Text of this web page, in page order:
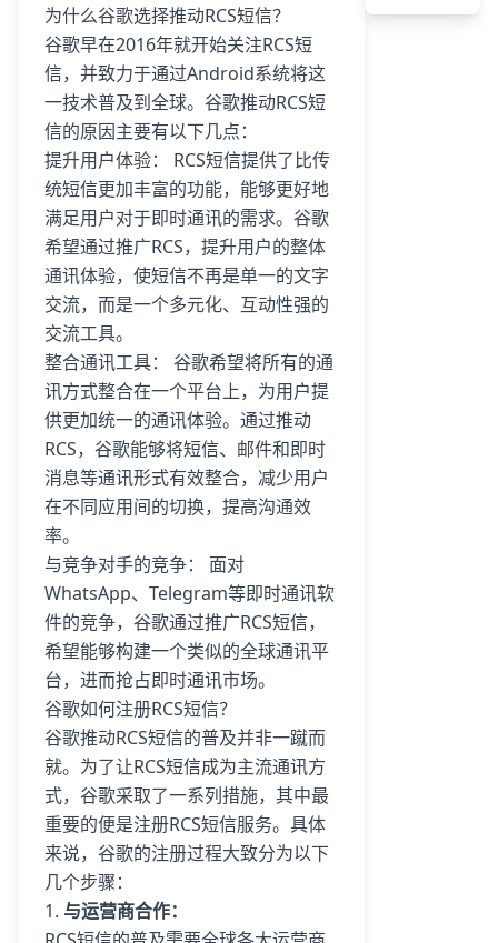
为什么谷歌选择推动RCS短信？
谷歌早在2016年就开始关注RCS短
信，并致力于通过Android系统将这
一技术普及到全球。谷歌推动RCS短
信的原因主要有以下几点：
提升用户体验： RCS短信提供了比传
统短信更加丰富的功能，能够更好地
满足用户对于即时通讯的需求。谷歌
希望通过推广RCS，提升用户的整体
通讯体验，使短信不再是单一的文字
交流，而是一个多元化、互动性强的
交流工具。
整合通讯工具： 谷歌希望将所有的通
讯方式整合在一个平台上，为用户提
供更加统一的通讯体验。通过推动
RCS，谷歌能够将短信、邮件和即时
消息等通讯形式有效整合，减少用户
在不同应用间的切换，提高沟通效
率。
与竞争对手的竞争： 面对
WhatsApp、Telegram等即时通讯软
件的竞争，谷歌通过推广RCS短信，
希望能够构建一个类似的全球通讯平
台，进而抢占即时通讯市场。
谷歌如何注册RCS短信？
谷歌推动RCS短信的普及并非一蹴而
就。为了让RCS短信成为主流通讯方
式，谷歌采取了一系列措施，其中最
重要的便是注册RCS短信服务。具体
来说，谷歌的注册过程大致分为以下
几个步骤：
1. 与运营商合作：